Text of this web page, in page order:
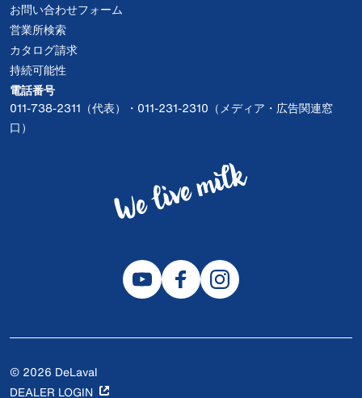
お問い合わせフォーム
営業所検索
カタログ請求
持続可能性
電話番号
011-738-2311（代表）・011-231-2310（メディア・広告関連窓
口）
© 2026 DeLaval
DEALER LOGIN